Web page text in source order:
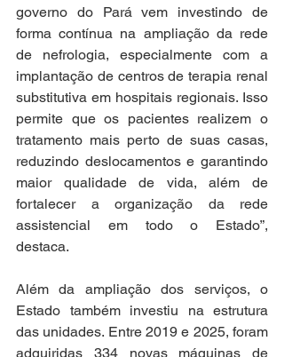
governo do Pará vem investindo de
forma contínua na ampliação da rede
de nefrologia, especialmente com a
implantação de centros de terapia renal
substitutiva em hospitais regionais. Isso
permite que os pacientes realizem o
tratamento mais perto de suas casas,
reduzindo deslocamentos e garantindo
maior qualidade de vida, além de
fortalecer a organização da rede
assistencial em todo o Estado”,
destaca.
Além da ampliação dos serviços, o
Estado também investiu na estrutura
das unidades. Entre 2019 e 2025, foram
adquiridas 334 novas máquinas de